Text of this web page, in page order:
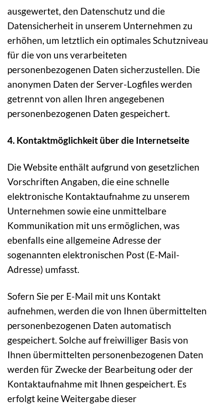
ausgewertet, den Datenschutz und die
Datensicherheit in unserem Unternehmen zu
erhöhen, um letztlich ein optimales Schutzniveau
für die von uns verarbeiteten
personenbezogenen Daten sicherzustellen. Die
anonymen Daten der Server-Logfiles werden
getrennt von allen Ihren angegebenen
personenbezogenen Daten gespeichert.
4. Kontaktmöglichkeit über die Internetseite
Die Website enthält aufgrund von gesetzlichen
Vorschriften Angaben, die eine schnelle
elektronische Kontaktaufnahme zu unserem
Unternehmen sowie eine unmittelbare
Kommunikation mit uns ermöglichen, was
ebenfalls eine allgemeine Adresse der
sogenannten elektronischen Post (E-Mail-
Adresse) umfasst.
Sofern Sie per E-Mail mit uns Kontakt
aufnehmen, werden die von Ihnen übermittelten
personenbezogenen Daten automatisch
gespeichert. Solche auf freiwilliger Basis von
Ihnen übermittelten personenbezogenen Daten
werden für Zwecke der Bearbeitung oder der
Kontaktaufnahme mit Ihnen gespeichert. Es
erfolgt keine Weitergabe dieser